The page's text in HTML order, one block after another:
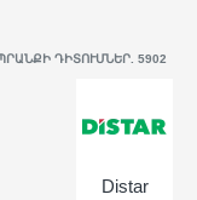
ամեն օր
Distar
ԴԻՏՈՒՄՆԵՐ. 5902